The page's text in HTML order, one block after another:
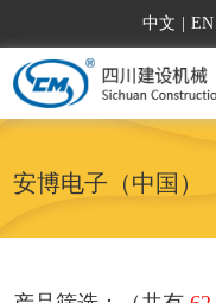
中文 EN
安博电子（中国）